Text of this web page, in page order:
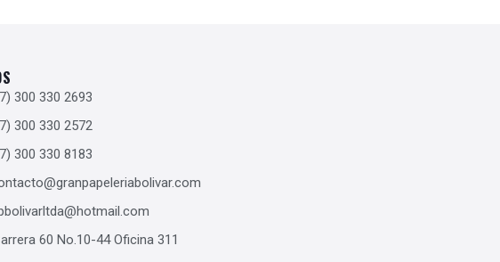
300 330 2693
300 330 2572
300 330 8183
60 No.10-44 Oficina 311